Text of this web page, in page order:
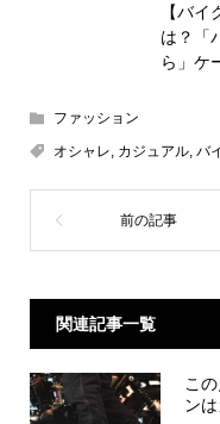
【バ
は？「
ら」ケ
ファッション
オシャレ カジュアル, バ
関連記事一覧
こ
ンは